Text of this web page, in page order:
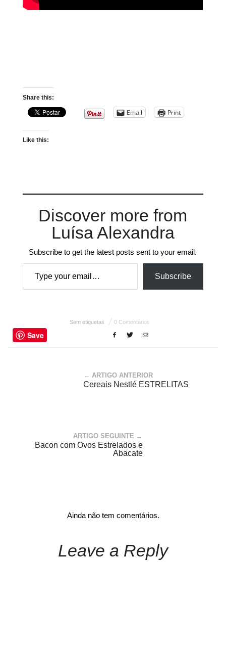
Share this:
Email Print
Like this:
Discover more from
Luísa Alexandra
Subscribe to get the latest posts sent to your email.
Type your email…
Subscribe
Sem etiquetas 0 Comentários
Save
← ARTIGO ANTERIOR
Cereais Nestlé ESTRELITAS
ARTIGO SEGUINTE →
Bacon com Ovos Estrelados e
Abacate
Ainda não tem comentários.
Leave a Reply